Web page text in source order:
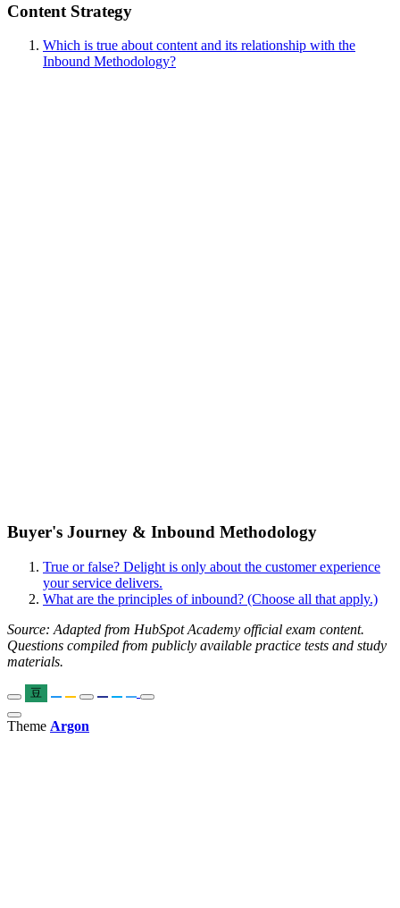
Content Strategy
Which is true about content and its relationship with the
Inbound Methodology?
Buyer's Journey & Inbound Methodology
True or false? Delight is only about the customer experience
your service delivers.
What are the principles of inbound? (Choose all that apply.)
Source: Adapted from HubSpot Academy official exam content.
Questions compiled from publicly available practice tests and study
materials.
豆
Theme Argon